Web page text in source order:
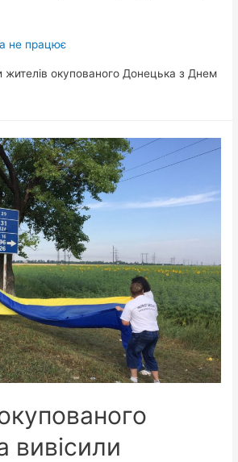
не працює
жителів окупованого Донецька з Днем
вивісили